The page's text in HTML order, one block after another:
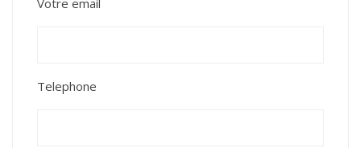
Votre email
Telephone